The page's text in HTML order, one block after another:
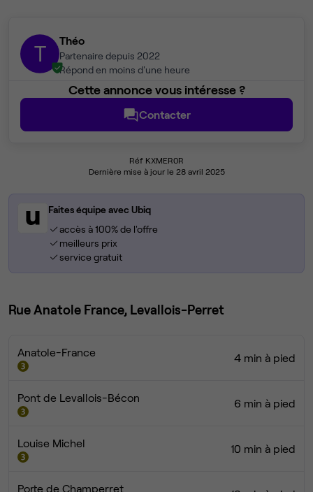
T Théo
Partenaire depuis 2022
Répond en moins d'une heure
Cette annonce vous intéresse ?
Contacter
Réf KXMER0R
Dernière mise à jour le 28 avril 2025
Faites équipe avec Ubiq
accès à 100% de l'offre
meilleurs prix
service gratuit
Rue Anatole France, Levallois-Perret
Anatole-France 4 min à pied
Pont de Levallois-Bécon 6 min à pied
Louise Michel 10 min à pied
Porte de Champerret